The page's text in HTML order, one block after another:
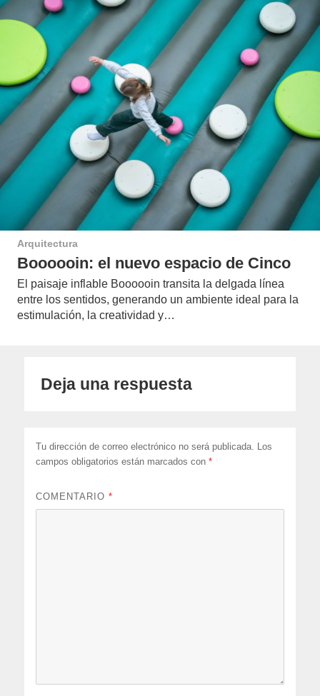
Arquitectura
Boooooin: el nuevo espacio de Cinco
El paisaje inflable Boooooin transita la delgada línea
entre los sentidos, generando un ambiente ideal para la
estimulación, la creatividad y…
Deja una respuesta
Tu dirección de correo electrónico no será publicada. Los
campos obligatorios están marcados con*
COMENTARIO*